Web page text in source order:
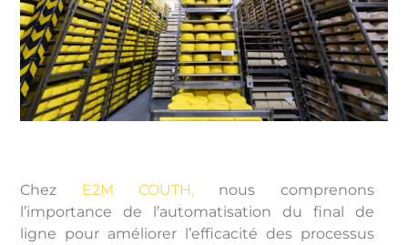
Chez E2M COUTH, nous comprenons
l’importance de l’automatisation du final de
ligne pour améliorer l’efficacité des processus